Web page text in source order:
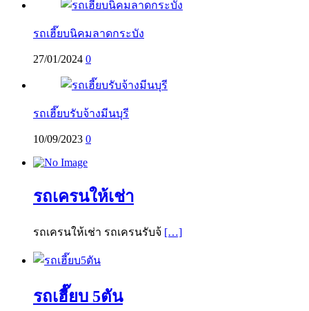
รถเฮี๊ยบนิคมลาดกระบัง
27/01/2024 0
รถเฮี๊ยบรับจ้างมีนบุรี
10/09/2023 0
รถเครนให้เช่า
รถเครนให้เช่า รถเครนรับจ้ […]
รถเฮี๊ยบ 5ตัน